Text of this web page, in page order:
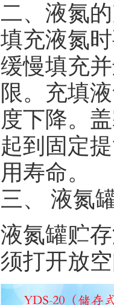
二、液氮
填充液氮
缓慢填充
限。充填
度下降。
起到固定
用寿命。
三、 液氮
液氮罐贮
须打开放